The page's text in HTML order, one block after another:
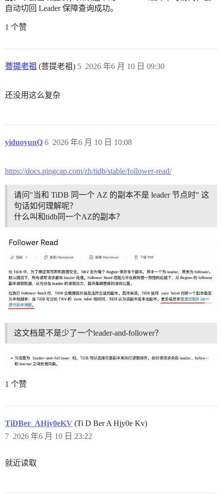
自动切回 Leader 保障查询成功。
1 个赞
菩提老祖 (菩提老祖) 2026 年6 月 10 日 09:30
5
还没用这么复杂
yiduoyunQ 2026 年6 月 10 日 10:08
6
https://docs.pingcap.com/zh/tidb/stable/follower-read/
请问"当和 TiDB 同一个 AZ 的副本不是 leader 节点时" 这
句话如何理解呢？
什么叫和tidb同一个AZ的副本？
这文档是不是少了一个leader-and-follower？
1 个赞
TiDBer_AHjy0eKV (Ti D Ber A Hjy0e Kv)
2026 年6 月 10 日 23:22
7
就近读取